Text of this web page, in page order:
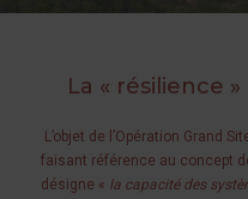
La « résilience
L’objet de l’Opération Grand
faisant référence au concept
désigne « la capacité des